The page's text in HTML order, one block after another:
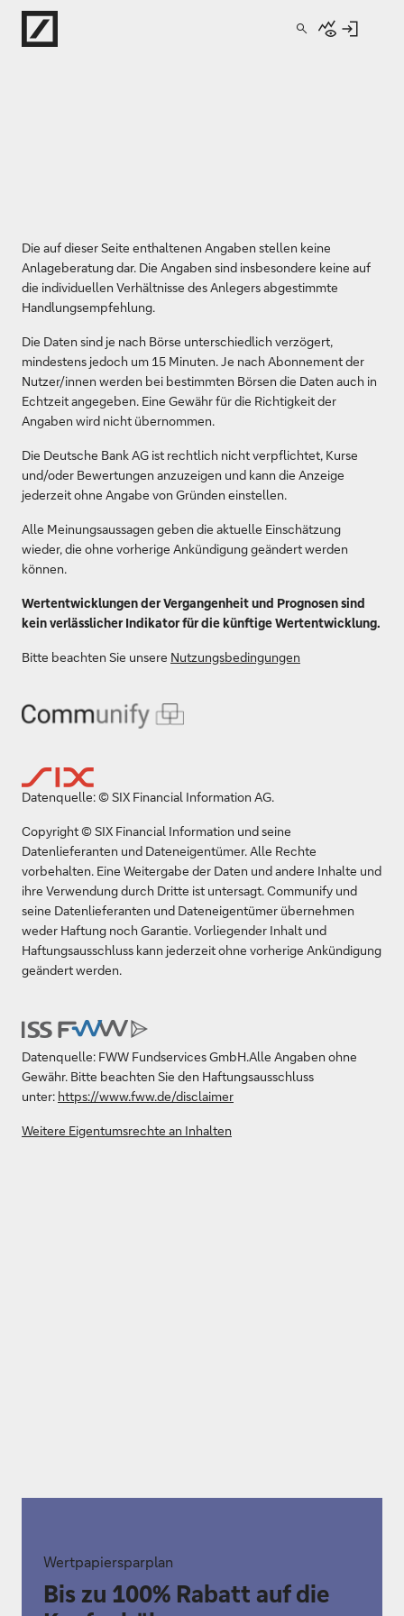
Direkt zur Hauptnavigation (Enter drücken)
Die auf dieser Seite enthaltenen Angaben stellen keine
Anlageberatung dar. Die Angaben sind insbesondere keine auf
die individuellen Verhältnisse des Anlegers abgestimmte
Handlungsempfehlung.
Die Daten sind je nach Börse unterschiedlich verzögert,
mindestens jedoch um 15 Minuten. Je nach Abonnement der
Nutzer/innen werden bei bestimmten Börsen die Daten auch in
Echtzeit angegeben. Eine Gewähr für die Richtigkeit der
Angaben wird nicht übernommen.
Die Deutsche Bank AG ist rechtlich nicht verpflichtet, Kurse
und/oder Bewertungen anzuzeigen und kann die Anzeige
jederzeit ohne Angabe von Gründen einstellen.
Alle Meinungsaussagen geben die aktuelle Einschätzung
wieder, die ohne vorherige Ankündigung geändert werden
können.
Wertentwicklungen der Vergangenheit und Prognosen sind
kein verlässlicher Indikator für die künftige Wertentwicklung.
Bitte beachten Sie unsere Nutzungsbedingungen
Datenquelle: © SIX Financial Information AG.
Copyright © SIX Financial Information und seine
Datenlieferanten und Dateneigentümer. Alle Rechte
vorbehalten. Eine Weitergabe der Daten und andere Inhalte und
ihre Verwendung durch Dritte ist untersagt. Communify und
seine Datenlieferanten und Dateneigentümer übernehmen
weder Haftung noch Garantie. Vorliegender Inhalt und
Haftungsausschluss kann jederzeit ohne vorherige Ankündigung
geändert werden.
Datenquelle: FWW Fundservices GmbH.Alle Angaben ohne
Gewähr. Bitte beachten Sie den Haftungsausschluss
unter: https://www.fww.de/disclaimer
Weitere Eigentumsrechte an Inhalten
Wertpapiersparplan
Bis zu 100% Rabatt auf die